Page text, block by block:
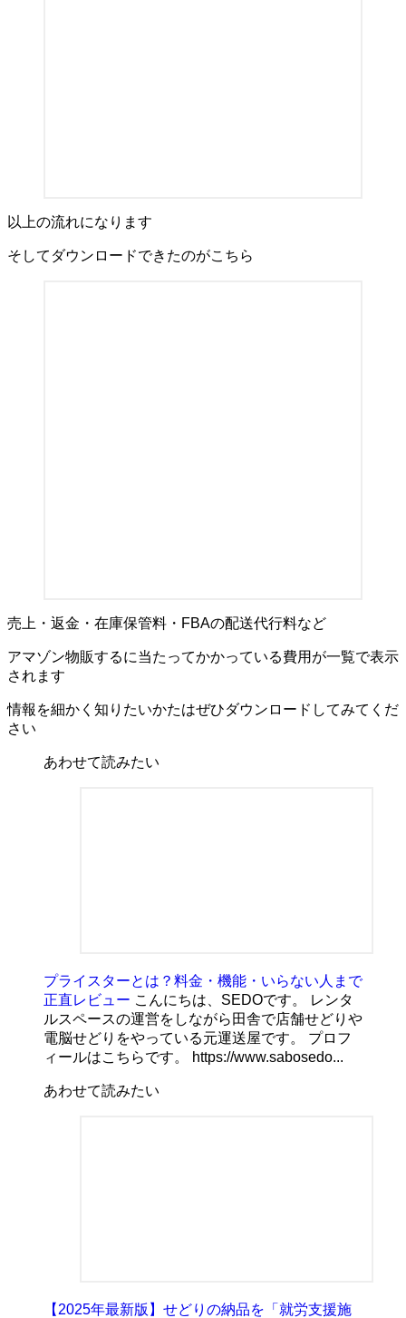
以上の流れになります
そしてダウンロードできたのがこちら
売上・返金・在庫保管料・FBAの配送代行料など
アマゾン物販するに当たってかかっている費用が一覧で表示
されます
情報を細かく知りたいかたはぜひダウンロードしてみてくだ
さい
あわせて読みたい
プライスターとは？料金・機能・いらない人まで
正直レビュー こんにちは、SEDOです。 レンタ
ルスペースの運営をしながら田舎で店舗せどりや
電脳せどりをやっている元運送屋です。 プロフ
ィールはこちらです。 https://www.sabosedo...
あわせて読みたい
【2025年最新版】せどりの納品を「就労支援施